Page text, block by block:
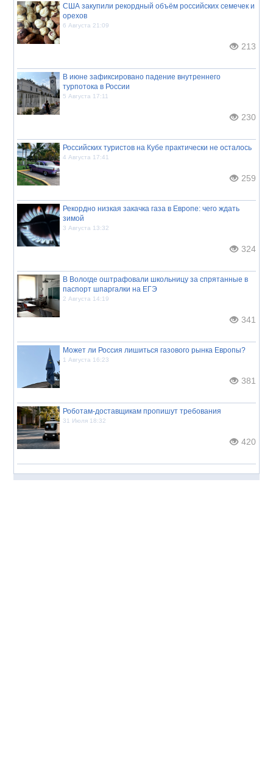
США закупили рекордный объём российских семечек и
орехов
6 Августа 21:09
213
В июне зафиксировано падение внутреннего
турпотока в России
5 Августа 17:11
230
Российских туристов на Кубе практически не осталось
4 Августа 17:41
259
Рекордно низкая закачка газа в Европе: чего ждать
зимой
3 Августа 13:32
324
В Вологде оштрафовали школьницу за спрятанные в
паспорт шпаргалки на ЕГЭ
2 Августа 14:19
341
Может ли Россия лишиться газового рынка Европы?
1 Августа 16:23
381
Роботам-доставщикам пропишут требования
31 Июля 18:32
420